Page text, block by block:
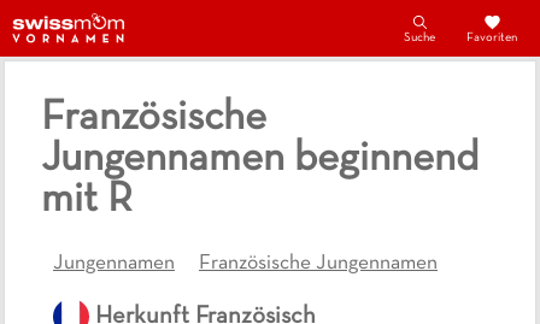
Suche Favoriten
Französische
Jungennamen beginnend
mit R
Jungennamen Französische Jungennamen
Herkunft Französisch